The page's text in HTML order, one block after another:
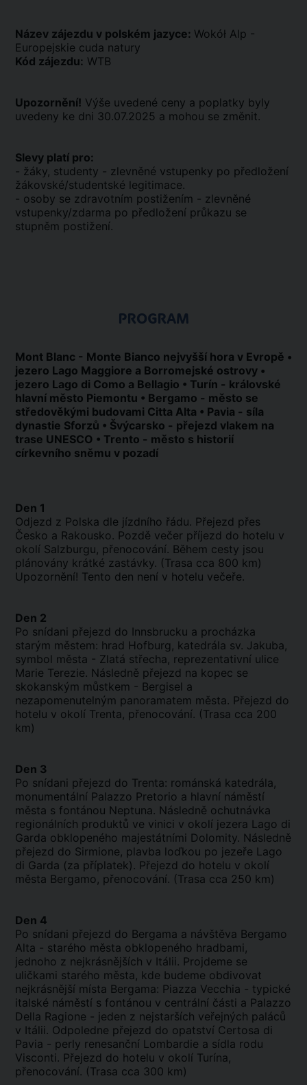
Název zájezdu v polském jazyce: Wokół Alp -
Europejskie cuda natury
Kód zájezdu: WTB
Upozornění! Výše uvedené ceny a poplatky byly
uvedeny ke dni 30.07.2025 a mohou se změnit.
Slevy platí pro:
- žáky, studenty - zlevněné vstupenky po předložení
žákovské/studentské legitimace.
- osoby se zdravotním postižením - zlevněné
vstupenky/zdarma po předložení průkazu se
stupněm postižení.
PROGRAM
Mont Blanc - Monte Bianco nejvyšší hora v Evropě •
jezero Lago Maggiore a Borromejské ostrovy •
jezero Lago di Como a Bellagio • Turín - královské
hlavní město Piemontu • Bergamo - město se
středověkými budovami Citta Alta • Pavia - síla
dynastie Sforzů • Švýcarsko - přejezd vlakem na
trase UNESCO • Trento - město s historií
církevního sněmu v pozadí
Den 1
Odjezd z Polska dle jízdního řádu. Přejezd přes
Česko a Rakousko. Pozdě večer příjezd do hotelu v
okolí Salzburgu, přenocování. Během cesty jsou
plánovány krátké zastávky. (Trasa cca 800 km)
Upozornění! Tento den není v hotelu večeře.
Den 2
Po snídani přejezd do Innsbrucku a procházka
starým městem: hrad Hofburg, katedrála sv. Jakuba,
symbol města - Zlatá střecha, reprezentativní ulice
Marie Terezie. Následně přejezd na kopec se
skokanským můstkem - Bergisel a
nezapomenutelným panoramatem města. Přejezd do
hotelu v okolí Trenta, přenocování. (Trasa cca 200
km)
Den 3
Po snídani přejezd do Trenta: románská katedrála,
monumentální Palazzo Pretorio a hlavní náměstí
města s fontánou Neptuna. Následně ochutnávka
regionálních produktů ve vinici v okolí jezera Lago di
Garda obklopeného majestátními Dolomity. Následně
přejezd do Sirmione, plavba loďkou po jezeře Lago
di Garda (za příplatek). Přejezd do hotelu v okolí
města Bergamo, přenocování. (Trasa cca 250 km)
Den 4
Po snídani přejezd do Bergama a návštěva Bergamo
Alta - starého města obklopeného hradbami,
jednoho z nejkrásnějších v Itálii. Projdeme se
uličkami starého města, kde budeme obdivovat
nejkrásnější místa Bergama: Piazza Vecchia - typické
italské náměstí s fontánou v centrální části a Palazzo
Della Ragione - jeden z nejstarších veřejných paláců
v Itálii. Odpoledne přejezd do opatství Certosa di
Pavia - perly renesanční Lombardie a sídla rodu
Visconti. Přejezd do hotelu v okolí Turína,
přenocování. (Trasa cca 300 km)